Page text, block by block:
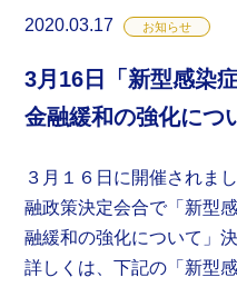
2020.03.17 お知らせ
3月16日「新型感染
金融緩和の強化につ
３月１６日に開催されま
融政策決定会合で「新型
融緩和の強化について」
詳しくは、下記の「新型